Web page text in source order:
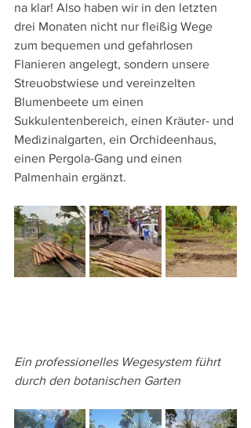
na klar! Also haben wir in den letzten
drei Monaten nicht nur fleißig Wege
zum bequemen und gefahrlosen
Flanieren angelegt, sondern unsere
Streuobstwiese und vereinzelten
Blumenbeete um einen
Sukkulentenbereich, einen Kräuter- und
Medizinalgarten, ein Orchideenhaus,
einen Pergola-Gang und einen
Palmenhain ergänzt.
Ein professionelles Wegesystem führt
durch den botanischen Garten